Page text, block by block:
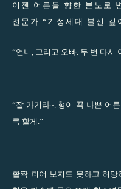
이젠 어른들 향한 분노로
전문가 “기성세대 불신 깊
“언니, 그리고 오빠. 두 번 다시
“잘 가거라~. 형이 꼭 나쁜 어
록 할게.”
활짝 피어 보지도 못하고 허